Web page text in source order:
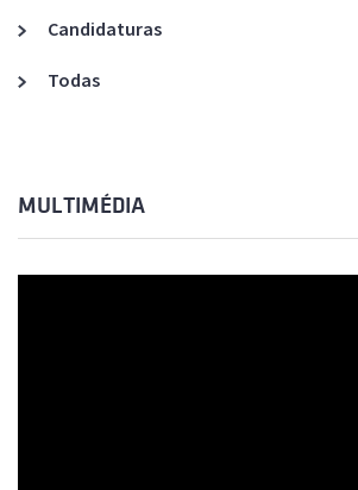
Candidaturas
Todas
MULTIMÉDIA